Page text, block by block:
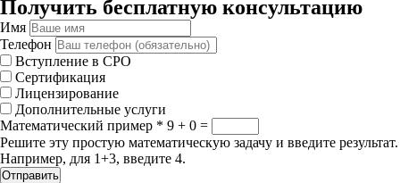
Получить бесплатную консультацию
Имя
Телефон
Вступление в СРО
Сертификация
Лицензирование
Дополнительные услуги
Математический пример * 9 + 0 =
Решите эту простую математическую задачу и введите результат.
Например, для 1+3, введите 4.
Отправить